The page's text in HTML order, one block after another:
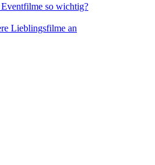
so wichtig?
Lieblingsfilme an